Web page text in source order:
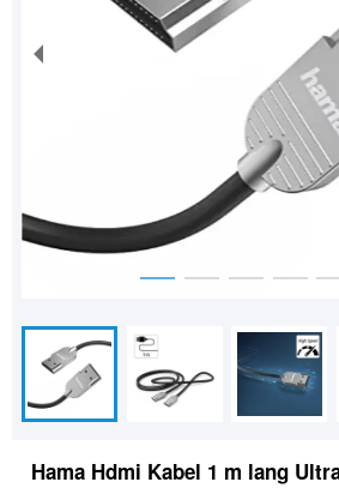
Hama Hdmi Kabel 1 m lang